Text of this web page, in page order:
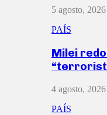
5 agosto, 2026
PAÍS
Milei
4 agosto, 2026
PAÍS